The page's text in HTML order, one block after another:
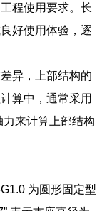
程使用要求。长
好使用体验，逐
异，上部结构的
算中，通常采用
来计算上部结构
为圆形固定型